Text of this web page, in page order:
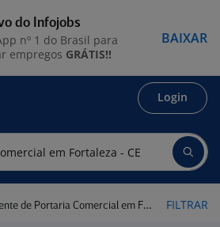
Login
Portaria Comercial em Fortaleza - CE FILTRAR
do Infojobs
nº 1 do Brasil para
empregos GRÁTIS!!
BAIXAR